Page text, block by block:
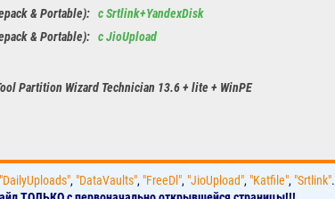
& Portable): с Srtlink+YandexDisk
& Portable): с JioUpload
Partition Wizard Technician 13.6 + lite + WinPE
"DailyUploads", "DataVaults", "FreeDl", "JioUpload", "Katfile", "Srtlink".